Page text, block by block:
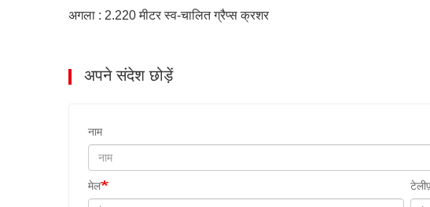
अगला : 2.220 मीटर स्व-चालित ग्रैप्स क्रशर
अपने संदेश छोड़ें
नाम
मेल